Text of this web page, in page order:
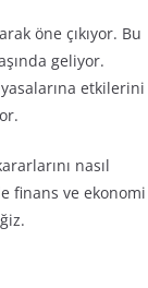
öne çıkıyor. Bu
geliyor.
etkilerini
nasıl
finans ve ekonomi